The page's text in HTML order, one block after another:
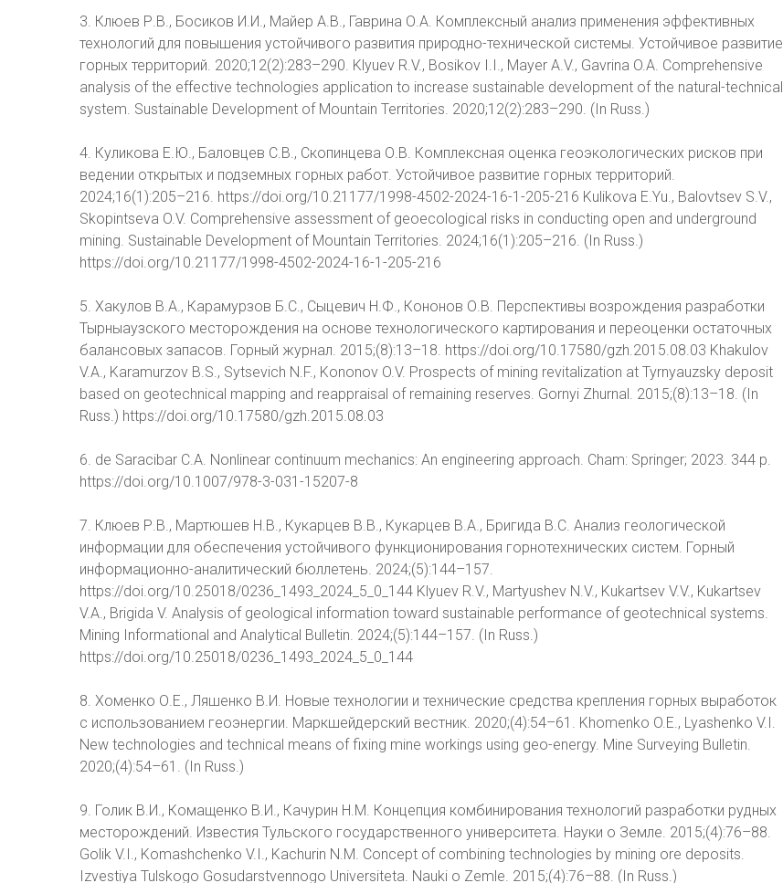
3. Клюев Р.В., Босиков И.И., Майер А.В., Гаврина О.А. Комплексный анализ применения эффективных
технологий для повышения устойчивого развития природно-технической системы. Устойчивое развитие
горных территорий. 2020;12(2):283–290. Klyuev R.V., Bosikov I.I., Mayer A.V., Gavrina O.A. Comprehensive
analysis of the effective technologies application to increase sustainable development of the natural-technical
system. Sustainable Development of Mountain Territories. 2020;12(2):283–290. (In Russ.)
4. Куликова Е.Ю., Баловцев С.В., Скопинцева О.В. Комплексная оценка геоэкологических рисков при
ведении открытых и подземных горных работ. Устойчивое развитие горных территорий.
2024;16(1):205–216. https://doi.org/10.21177/1998-4502-2024-16-1-205-216 Kulikova E.Yu., Balovtsev S.V.,
Skopintseva O.V. Comprehensive assessment of geoecological risks in conducting open and underground
mining. Sustainable Development of Mountain Territories. 2024;16(1):205–216. (In Russ.)
https://doi.org/10.21177/1998-4502-2024-16-1-205-216
5. Хакулов В.А., Карамурзов Б.С., Сыцевич Н.Ф., Кононов О.В. Перспективы возрождения разработки
Тырныаузского месторождения на основе технологического картирования и переоценки остаточных
балансовых запасов. Горный журнал. 2015;(8):13–18. https://doi.org/10.17580/gzh.2015.08.03 Khakulov
V.A., Karamurzov B.S., Sytsevich N.F., Kononov O.V. Prospects of mining revitalization at Tyrnyauzsky deposit
based on geotechnical mapping and reappraisal of remaining reserves. Gornyi Zhurnal. 2015;(8):13–18. (In
Russ.) https://doi.org/10.17580/gzh.2015.08.03
6. de Saracibar C.A. Nonlinear continuum mechanics: An engineering approach. Cham: Springer; 2023. 344 p.
https://doi.org/10.1007/978-3-031-15207-8
7. Клюев Р.В., Мартюшев Н.В., Кукарцев В.В., Кукарцев В.А., Бригида В.С. Анализ геологической
информации для обеспечения устойчивого функционирования горнотехнических систем. Горный
информационно-аналитический бюллетень. 2024;(5):144–157.
https://doi.org/10.25018/0236_1493_2024_5_0_144 Klyuev R.V., Martyushev N.V., Kukartsev V.V., Kukartsev
V.A., Brigida V. Analysis of geological information toward sustainable performance of geotechnical systems.
Mining Informational and Analytical Bulletin. 2024;(5):144–157. (In Russ.)
https://doi.org/10.25018/0236_1493_2024_5_0_144
8. Хоменко О.Е., Ляшенко В.И. Новые технологии и технические средства крепления горных выработок
с использованием геоэнергии. Маркшейдерский вестник. 2020;(4):54–61. Khomenko O.E., Lyashenko V.I.
New technologies and technical means of fixing mine workings using geo-energy. Mine Surveying Bulletin.
2020;(4):54–61. (In Russ.)
9. Голик В.И., Комащенко В.И., Качурин Н.М. Концепция комбинирования технологий разработки рудных
месторождений. Известия Тульского государственного университета. Науки о Земле. 2015;(4):76–88.
Golik V.I., Komashchenko V.I., Kachurin N.M. Concept of combining technologies by mining ore deposits.
Izvestiya Tulskogo Gosudarstvennogo Universiteta. Nauki o Zemle. 2015;(4):76–88. (In Russ.)